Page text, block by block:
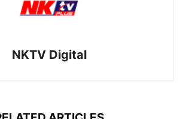
NKTV Digital